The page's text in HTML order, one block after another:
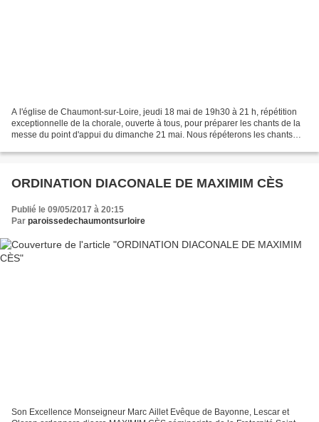
A l'église de Chaumont-sur-Loire, jeudi 18 mai de 19h30 à 21 h, répétition
exceptionnelle de la chorale, ouverte à tous, pour préparer les chants de la
messe du point d'appui du dimanche 21 mai. Nous répéterons les chants
ORDINATION DIACONALE DE MAXIMIM CÈS
Publié le 09/05/2017 à 20:15
Par paroissedechaumontsurloire
Son Excellence Monseigneur Marc Aillet Evêque de Bayonne, Lescar et